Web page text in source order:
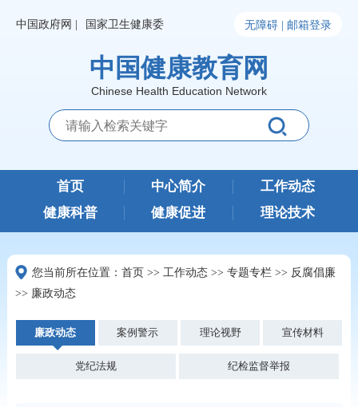
中国政府网 | 国家卫生健康委 无障碍 | 邮箱登录
中国健康教育网
Chinese Health Education Network
首页 中心简介
工作动态
健康科普
健康促进 理论技术
您当前所在位置： 首页 >> 工作动态>> 专题专栏>> 反腐倡廉
>> 廉政动态
廉政动态 案例警示 理论视野 宣传材料
党纪法规 纪检监督举报